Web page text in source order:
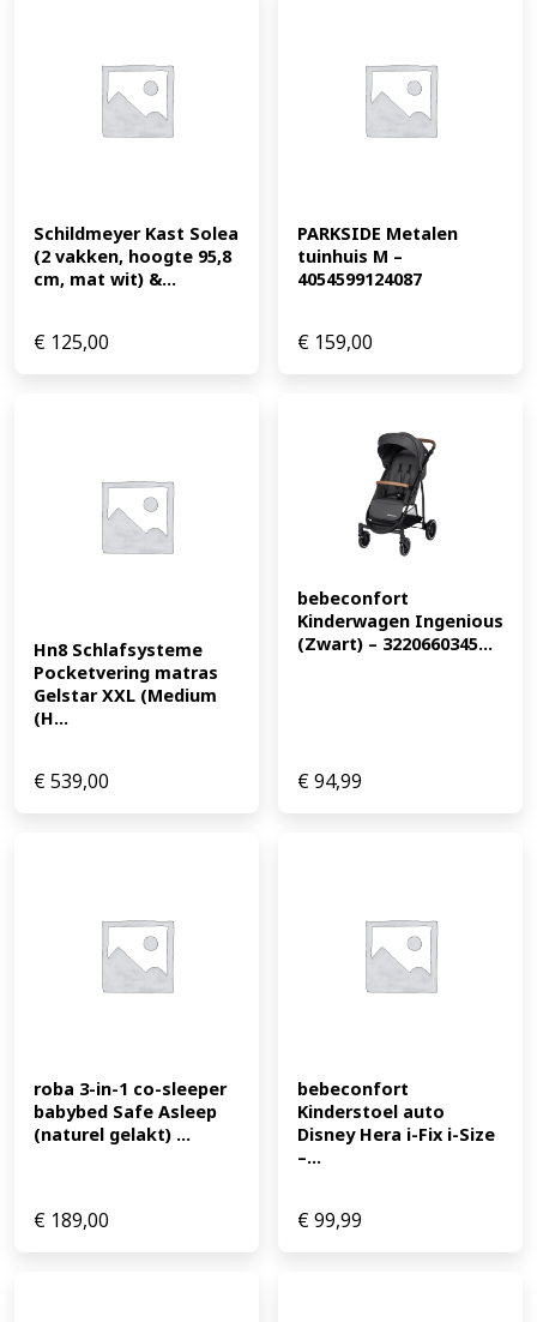
Schildmeyer Kast Solea
(2 vakken, hoogte 95,8
cm, mat wit) &...
€ 125,00
PARKSIDE Metalen
tuinhuis M –
4054599124087
€ 159,00
Hn8 Schlafsysteme
Pocketvering matras
Gelstar XXL (Medium
(H...
€539,00
bebeconfort
Kinderwagen Ingenious
(Zwart) – 3220660345...
€94,99
roba 3-in-1 co-sleeper
babybed Safe Asleep
(naturel gelakt) ...
€ 189,00
bebeconfort
Kinderstoel auto
Disney Hera i-Fix i-Size
–...
€99,99